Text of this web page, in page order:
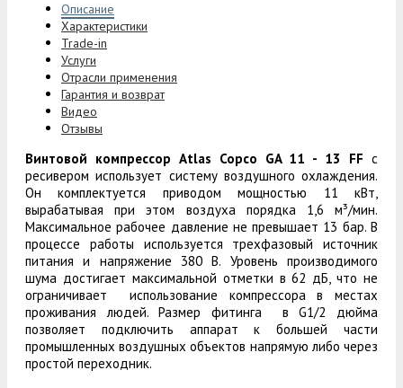
Описание
Характеристики
Trade-in
Услуги
Отрасли применения
Гарантия и возврат
Видео
Отзывы
Винтовой компрессор Atlas Copco GA 11 - 13 FF с
ресивером использует систему воздушного охлаждения.
Он комплектуется приводом мощностью 11 кВт,
вырабатывая при этом воздуха порядка 1,6 м³/мин.
Максимальное рабочее давление не превышает 13 бар. В
процессе работы используется трехфазовый источник
питания и напряжение 380 В. Уровень производимого
шума достигает максимальной отметки в 62 дБ, что не
ограничивает использование компрессора в местах
проживания людей. Размер фитинга в G1/2 дюйма
позволяет подключить аппарат к большей части
промышленных воздушных объектов напрямую либо через
простой переходник.